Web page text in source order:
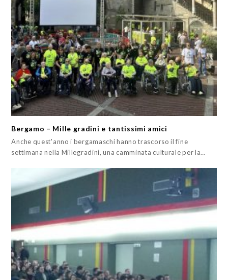
Bergamo – Mille gradini e tantissimi amici
Anche quest'anno i bergamaschi hanno trascorso il fine
settimana nella Millegradini, una camminata culturale per la…